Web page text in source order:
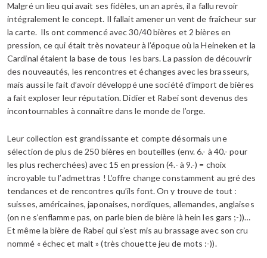
Malgré un lieu qui avait ses fidèles, un an après, il a fallu revoir
intégralement le concept. Il fallait amener un vent de fraîcheur sur
la carte. Ils ont commencé avec 30/40 bières et 2 bières en
pression, ce qui était très novateur à l’époque où la Heineken et la
Cardinal étaient la base de tous les bars. La passion de découvrir
des nouveautés, les rencontres et échanges avec les brasseurs,
mais aussi le fait d’avoir développé une société d’import de bières
a fait exploser leur réputation. Didier et Rabei sont devenus des
incontournables à connaître dans le monde de l’orge.
Leur collection est grandissante et compte désormais une
sélection de plus de 250 bières en bouteilles (env. 6.- à 40.- pour
les plus recherchées) avec 15 en pression (4.- à 9.-) = choix
incroyable tu l’admettras ! L’offre change constamment au gré des
tendances et de rencontres qu’ils font. On y trouve de tout :
suisses, américaines, japonaises, nordiques, allemandes, anglaises
(on ne s’enflamme pas, on parle bien de bière là hein les gars ;-))…
Et même la bière de Rabei qui s’est mis au brassage avec son cru
nommé « échec et malt » (très chouette jeu de mots :-)).